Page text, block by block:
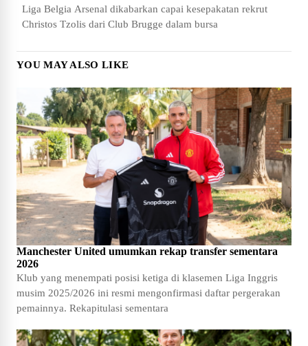
Liga Belgia Arsenal dikabarkan capai kesepakatan rekrut
Christos Tzolis dari Club Brugge dalam bursa
YOU MAY ALSO LIKE
Manchester United umumkan rekap transfer sementara
2026
Klub yang menempati posisi ketiga di klasemen Liga Inggris
musim 2025/2026 ini resmi mengonfirmasi daftar pergerakan
pemainnya. Rekapitulasi sementara